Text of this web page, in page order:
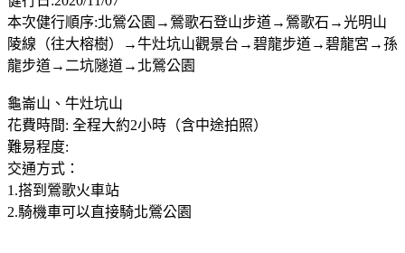
本次健行順序:北鶯公園→鶯歌石登山步道→鶯歌石→光明山
陵線（往大榕樹）→牛灶坑山觀景台→碧龍步道→碧龍宮→孫
龍步道→二坑隧道→北鶯公園
龜崙山、牛灶坑山
花費時間: 全程大約2小時（含中途拍照）
難易程度:
交通方式：
1.搭到鶯歌火車站
2.騎機車可以直接騎北鶯公園